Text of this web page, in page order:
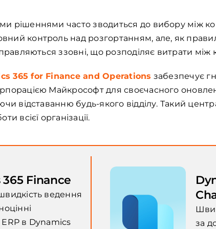
рішеннями часто зводиться до вибору між
контроль над розгортанням, але, як
ззовні, що розподіляє витрати між
365 for Finance and Operations забезпечує
Майкрософт для своєчасного
відставанню будь-якого відділу. Такий
всієї організації.
Finance
ведення
в Dynamics
за